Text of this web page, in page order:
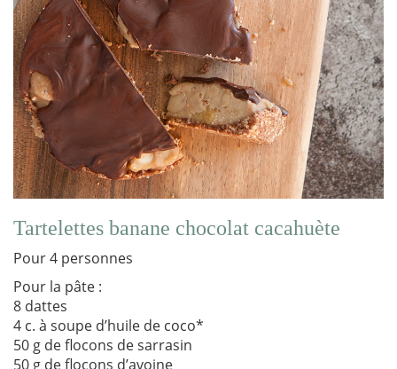
Tartelettes banane chocolat cacahuète
Pour 4 personnes
Pour la pâte :
8 dattes
4 c. à soupe d’huile de coco*
50 g de flocons de sarrasin
50 g de flocons d’avoine